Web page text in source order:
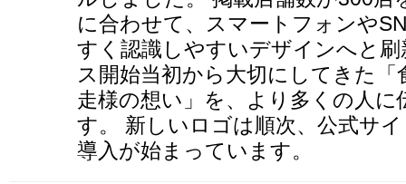
に合わせて、スマートフォンや
すく認識しやすいデザインへと
ス開始当初から大切にしてきた
走様の想い」を、より多くの人
す。 新しいロゴは順次、公式サ
導入が始まっています。